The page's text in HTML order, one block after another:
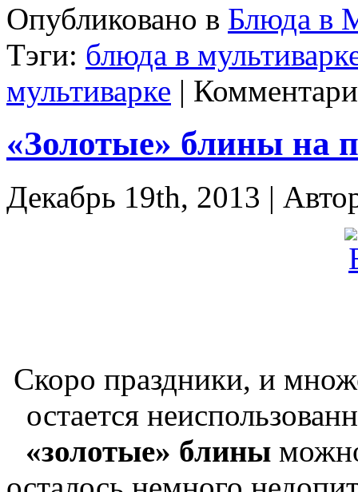
Опубликовано в Блюда в
Тэги: блюда в
мультиварке |
«Золотые» блины на
Декабрь 19th, 2013 |
Скоро праздники, и
остается
«золотые» блины